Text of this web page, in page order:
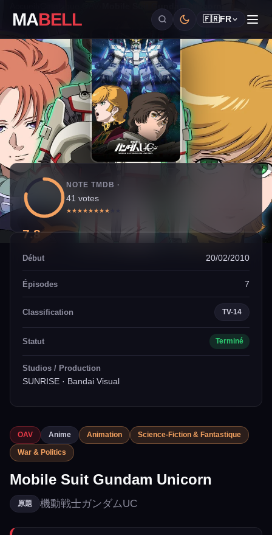
MABELL 🇫🇷 FR
Mobile Suit Gundam Unicorn
7.8
NOTE TMDB ·
41 votes
★★★★★★★★
Début 20/02/2010
Épisodes 7
Classification TV-14
Statut Terminé
Studios / Production
SUNRISE · Bandai Visual
OAV Anime Animation Science-Fiction & Fantastique
War & Politics
Mobile Suit Gundam Unicorn
原題 機動戦士ガンダムUC